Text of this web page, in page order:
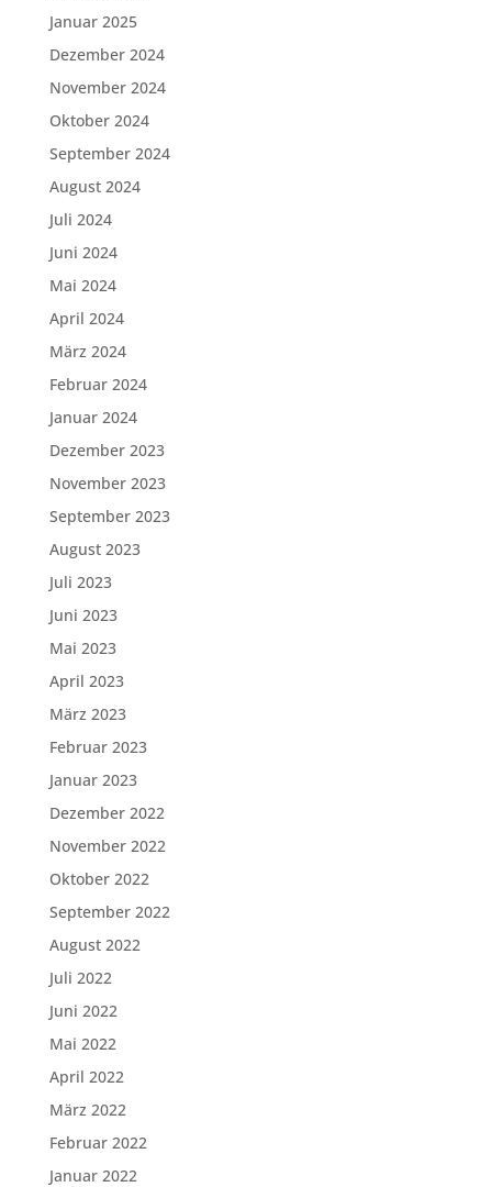
Januar 2025
Dezember 2024
November 2024
Oktober 2024
September 2024
August 2024
Juli 2024
Juni 2024
Mai 2024
April 2024
März 2024
Februar 2024
Januar 2024
Dezember 2023
November 2023
September 2023
August 2023
Juli 2023
Juni 2023
Mai 2023
April 2023
März 2023
Februar 2023
Januar 2023
Dezember 2022
November 2022
Oktober 2022
September 2022
August 2022
Juli 2022
Juni 2022
Mai 2022
April 2022
März 2022
Februar 2022
Januar 2022